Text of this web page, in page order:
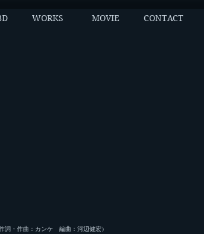
WORKS MOVIE CONTACT
作詞・作曲：カンケ 編曲：河辺健宏）